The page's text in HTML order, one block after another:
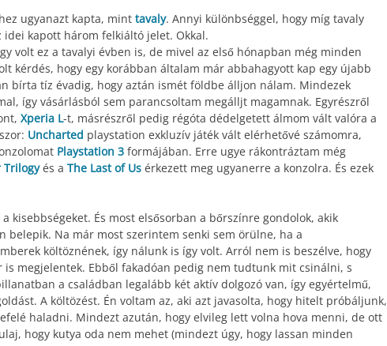
ugyanazt kapta, mint tavaly. Annyi különbséggel, hogy míg tavaly
kapott három felkiáltó jelet. Okkal.
volt ez a tavalyi évben is, de mivel az első hónapban még minden
kérdés, hogy egy korábban általam már abbahagyott kap egy újabb
bírta tíz évadig, hogy aztán ismét földbe álljon nálam. Mindezek
így vásárlásból sem parancsoltam megálljt magamnak. Egyrészről
Xperia L-t, másrészről pedig régóta dédelgetett álmom vált valóra a
Uncharted playstation exkluzív játék vált elérhetővé számomra,
Playstation 3 formájában. Erre ugye rákontráztam még
Trilogy és a The Last of Us érkezett meg ugyanerre a konzolra. És ezek
kisebbségeket. És most elsősorban a bőrszínre gondolok, akik
belepik. Na már most szerintem senki sem örülne, ha a
költöznének, így nálunk is így volt. Arról nem is beszélve, hogy
megjelentek. Ebből fakadóan pedig nem tudtunk mit csinálni, s
a családban legalább két aktív dolgozó van, így egyértelmű,
A költözést. Én voltam az, aki azt javasolta, hogy hitelt próbáljunk,
haladni. Mindezt azután, hogy elvileg lett volna hova menni, de ott
hogy kutya oda nem mehet (mindezt úgy, hogy lassan minden